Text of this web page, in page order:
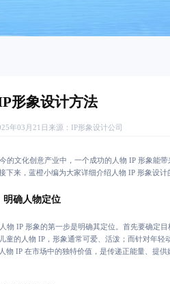
形象设计方法
年03月21日 来源： IP形象设计公司
的文化创意产业中，一个成功的人物 IP 形象能
下来，蓝橙小编为大家详细介绍 人物 IP 形象设计
明确人物定位
物 IP 形象的第一步是明确其定位。首先要确定
童的人物 IP，形象通常可爱、活泼；而针对年
物 IP 在市场中的独特价值，是传递正能量、提